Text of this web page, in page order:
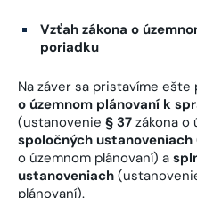
Vzťah zákona o
poriadku
Na záver sa pristavíme ešte
o územnom plánovaní k
(ustanovenie § 37 zákona o
spoločných ustanoveniach
o územnom plánovaní) a
ustanoveniach
plánovaní).